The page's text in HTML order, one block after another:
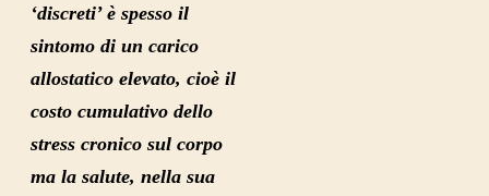
‘discreti’ è spesso il
sintomo di un carico
allostatico elevato, cioè il
costo cumulativo dello
stress cronico sul corpo
ma la salute, nella sua